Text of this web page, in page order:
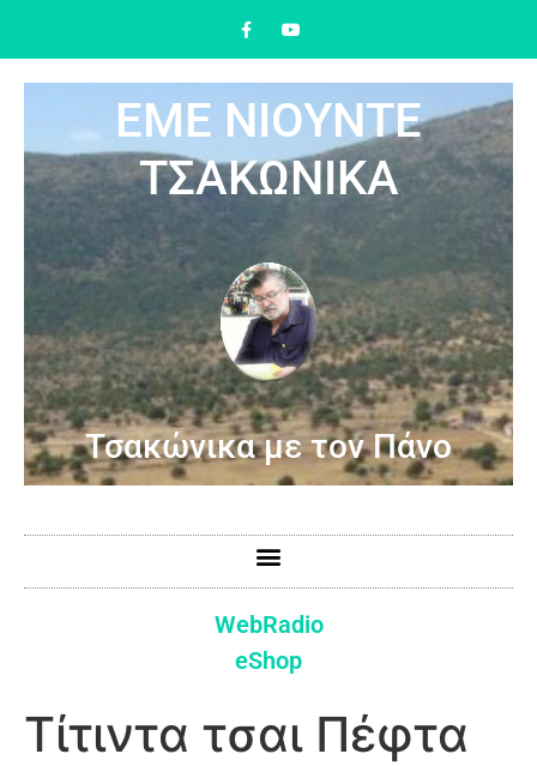
ΕΜΕ ΝΙΟΥΝΤΕ
ΤΣΑΚΩΝΙΚΑ
Τσακώνικα με τον Πάνο
WebRadio
eShop
Τίτιντα τσαι Πέφτα